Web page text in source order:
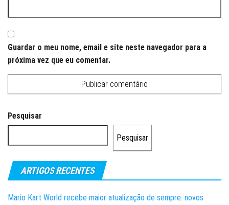
Guardar o meu nome, email e site neste navegador para a
próxima vez que eu comentar.
Pesquisar
Pesquisar
ARTIGOS RECENTES
Mario Kart World recebe maior atualização de sempre: novos